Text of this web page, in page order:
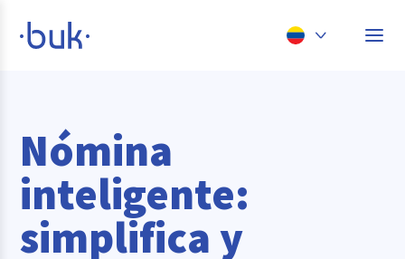
México
Brasil
Nómina
inteligente:
simplifica y